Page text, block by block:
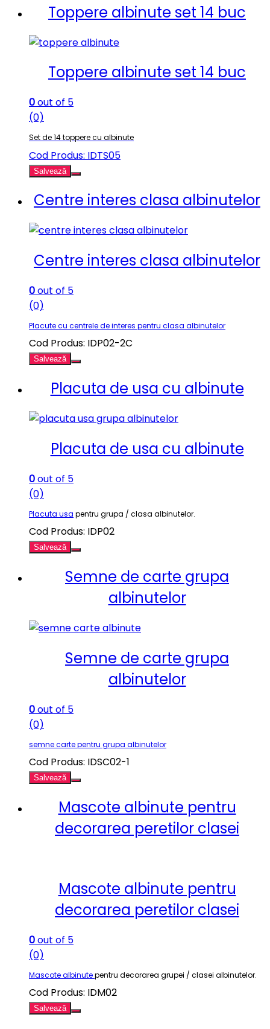
Toppere albinute set 14 buc
Toppere albinute set 14 buc
0out of 5
(0)
Set de 14 toppere cu albinute
Cod Produs: IDTS05
Salvează
Centre interes clasa albinutelor
Centre interes clasa albinutelor
0out of 5
(0)
Placute cu centrele de interes pentru clasa albinutelor
Cod Produs: IDP02-2C
Salvează
Placuta de usa cu albinute
Placuta de usa cu albinute
0out of 5
(0)
Placuta usa pentru grupa / clasa albinutelor.
Cod Produs: IDP02
Salvează
Semne de carte grupa
albinutelor
Semne de carte grupa
albinutelor
0out of 5
(0)
semne carte pentru grupa albinutelor
Cod Produs: IDSC02-1
Salvează
Mascote albinute pentru
decorarea peretilor clasei
Mascote albinute pentru
decorarea peretilor clasei
0out of 5
(0)
Mascote albinutepentru decorarea grupei / clasei albinutelor.
Cod Produs: IDM02
Salvează